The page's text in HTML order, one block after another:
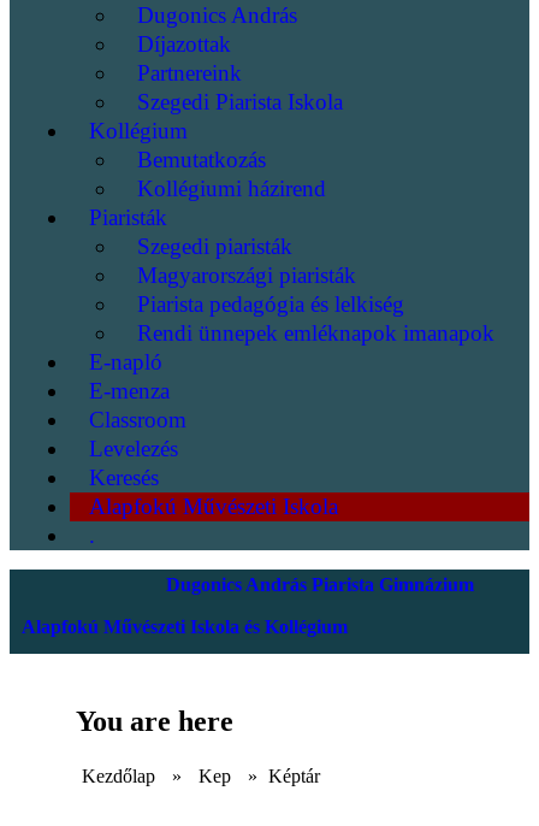
Dugonics András
Díjazottak
Partnereink
Szegedi Piarista Iskola
Kollégium
Bemutatkozás
Kollégiumi házirend
Piaristák
Szegedi piaristák
Magyarországi piaristák
Piarista pedagógia és lelkiség
Rendi ünnepek emléknapok imanapok
E-napló
E-menza
Classroom
Levelezés
Keresés
Alapfokú Művészeti Iskola
.
Dugonics András Piarista Gimnázium
Alapfokú Művészeti Iskola és Kollégium
You are here
Kezdőlap » Kep » Képtár